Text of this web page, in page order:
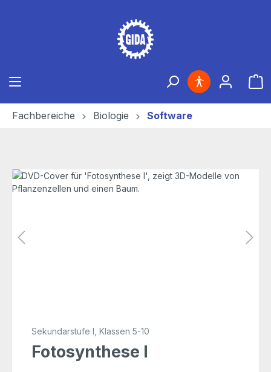
Fachbereiche Biologie Software
Bildergalerie überspringen
Sekundarstufe I, Klassen 5-10
Fotosynthese I